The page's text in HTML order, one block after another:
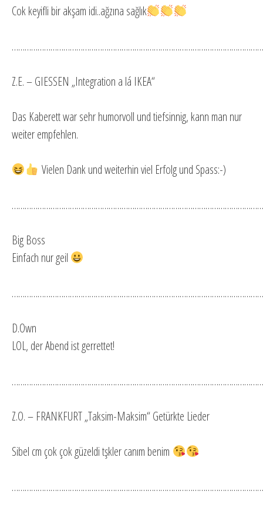
Cok keyifli bir akşam idi..ağzına sağlık
Z.E. – GIESSEN „Integration a lá IKEA“
Das Kaberett war sehr humorvoll und tiefsinnig, kann man nur
weiter empfehlen.
Vielen Dank und weiterhin viel Erfolg und Spass:-)
Big Boss
Einfach nur geil
D.Own
LOL, der Abend ist gerrettet!
Z.O. – FRANKFURT „Taksim-Maksim“ Getürkte Lieder
Sibel cm çok çok güzeldi tşkler canım benim